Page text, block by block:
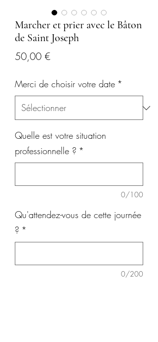
Marcher et prier avec le Bâton
de Saint Joseph
50,00 €Prix
Merci de choisir votre date *
Quelle est votre situation
professionnelle ? *
0/100
Qu'attendez-vous de cette journée
? *
0/200